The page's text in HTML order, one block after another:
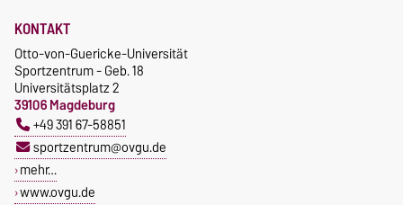
KONTAKT
Otto-von-Guericke-Universität
Sportzentrum - Geb. 18
Universitätsplatz 2
39106 Magdeburg
+49 391 67-58851
sportzentrum@ovgu.de
mehr…
www.ovgu.de